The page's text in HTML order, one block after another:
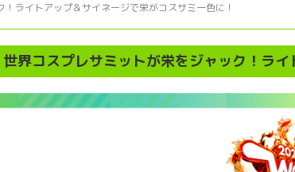
ライトアップ＆サイネージで栄がコスサミ一色に！
世界コスプレサミットが栄をジャック！ラ